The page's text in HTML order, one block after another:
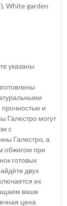
White garden
указаны
и
Галестро могут
с
Галестро, а
обжигом при
готовых
двух
их
ваше
цена